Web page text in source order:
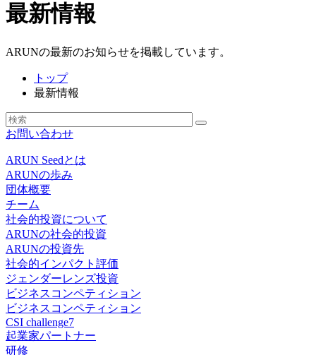
最新情報
ARUNの最新のお知らせを掲載しています。
トップ
最新情報
お問い合わせ
ARUN Seedとは
ARUNの歩み
団体概要
チーム
社会的投資について
ARUNの社会的投資
ARUNの投資先
社会的インパクト評価
ジェンダーレンズ投資
ビジネスコンペティション
ビジネスコンペティション
CSI challenge7
起業家パートナー
研修